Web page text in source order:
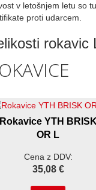
v letošnjem letu so
proti udarcem.
Rokavice YTH
OR L
Cena z DDV:
35,08 €